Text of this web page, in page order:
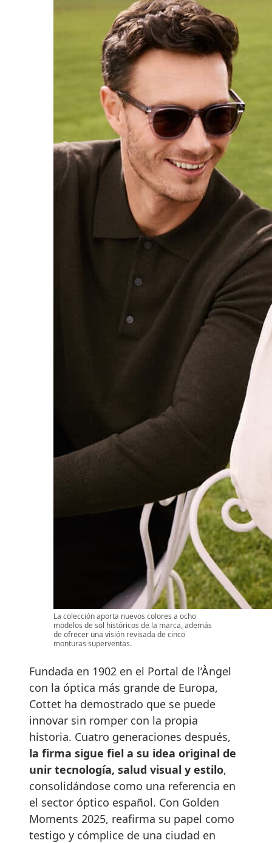
La colección aporta nuevos colores a ocho
modelos de sol históricos de la marca, además
de ofrecer una visión revisada de cinco
monturas superventas.
Fundada en 1902 en el Portal de l’Àngel
con la óptica más grande de Europa,
Cottet ha demostrado que se puede
innovar sin romper con la propia
historia. Cuatro generaciones después,
la firma sigue fiel a su idea original de
unir tecnología, salud visual y estilo,
consolidándose como una referencia en
el sector óptico español. Con Golden
Moments 2025, reafirma su papel como
testigo y cómplice de una ciudad en